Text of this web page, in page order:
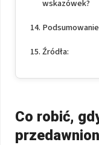
wskazówek?
Źródła:
Co robić,